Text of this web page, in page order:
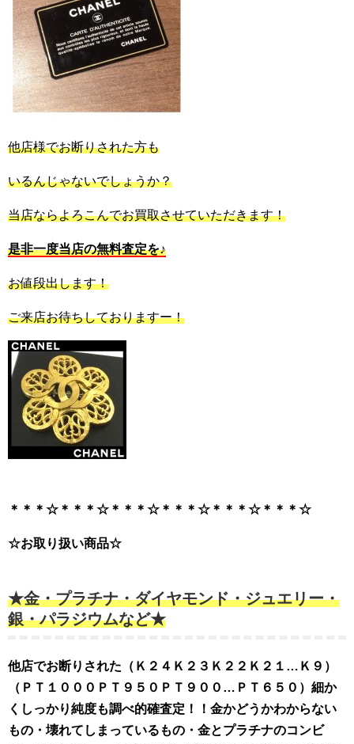
他店様でお断りされた方も
いるんじゃないでしょうか？
当店ならよろこんでお買取させていただきます！
是非一度当店の無料査定を♪
お値段出します！
ご来店お待ちしておりますー！
＊＊＊☆＊＊＊☆＊＊＊☆＊＊＊☆＊＊＊☆＊＊＊☆
☆お取り扱い商品☆
★金・プラチナ・ダイヤモンド・ジュエリー・
銀・パラジウムなど★
他店でお断りされた（Ｋ２４Ｋ２３Ｋ２２Ｋ２１…Ｋ９）
（ＰＴ１０００ＰＴ９５０ＰＴ９００…ＰＴ６５０）細か
くしっかり純度も調べ的確査定！！金かどうかわからない
もの・壊れてしまっているもの・金とプラチナのコンビ